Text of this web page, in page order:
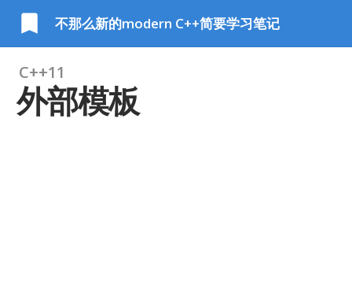
不那么新的modern C++简要学习笔记
C++11
外部模板